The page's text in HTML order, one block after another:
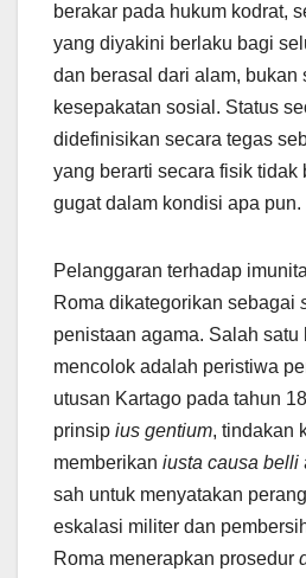
berakar pada hukum kodrat,
yang diyakini berlaku bagi
dan berasal dari alam, bukan
kesepakatan sosial. Status
didefinisikan secara tegas
yang berarti secara fisik tidak
gugat dalam kondisi apa pun.
Pelanggaran terhadap
Roma dikategorikan sebagai
penistaan agama. Salah satu
mencolok adalah peristiwa
utusan Kartago pada tahun
prinsip ius gentium, tindakan
memberikan iusta causa belli
sah untuk menyatakan
eskalasi militer dan
Roma menerapkan prosedur